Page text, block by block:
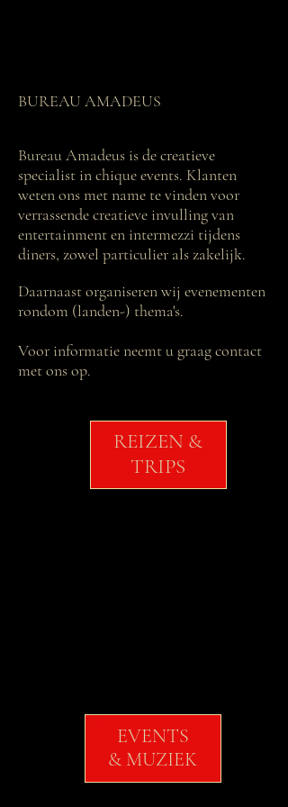
BUREAU AMADEUS
Bureau Amadeus is de creatieve
specialist in chique events. Klanten
weten ons met name te vinden voor
verrassende creatieve invulling van
entertainment en intermezzi tijdens
diners, zowel particulier als zakelijk.
Daarnaast organiseren wij evenementen
rondom (landen-) thema's.
Voor informatie neemt u graag contact
met ons op.
EVENTS
& MUZIEK
REIZEN &
TRIPS